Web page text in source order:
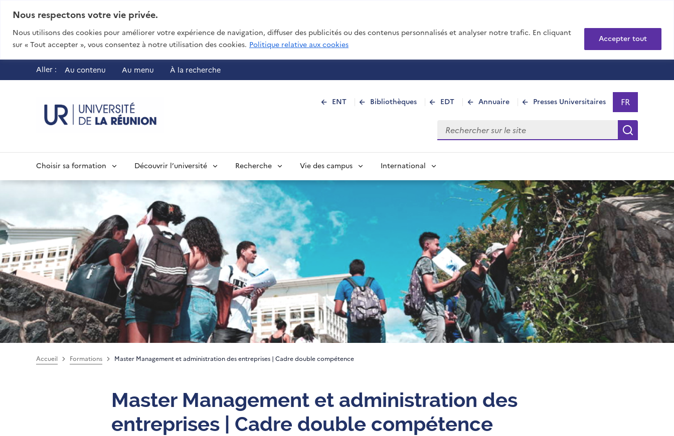
Nous respectons votre vie privée.
Nous utilisons des cookies pour améliorer votre expérience de navigation, diffuser des publicités ou des contenus personnalisés et analyser notre trafic. En cliquant
sur « Tout accepter », vous consentez à notre utilisation des cookies. Politique relative aux cookies
Accepter tout
Aller : Au contenu Au menu À la recherche
ENT Bibliothèques EDT Annuaire Presses Universitaires Sélectionner
FR
- Français
Rechercher sur le site
Choisir sa formation Découvrir l’université Recherche Vie des campus International
Accueil Formations Master Management et administration des entreprises | Cadre double compétence
Master Management et administration des
entreprises | Cadre double compétence